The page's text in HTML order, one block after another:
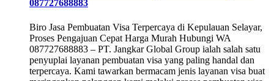
087727688883
Biro Jasa Pembuatan Visa Terpercaya di Kepulauan Selayar,
Proses Pengajuan Cepat Harga Murah Hubungi WA
087727688883 – PT. Jangkar Global Group ialah salah satu
penyuplai layanan pembuatan visa yang paling handal dan
terpercaya. Kami tawarkan bermacam jenis layanan visa buat